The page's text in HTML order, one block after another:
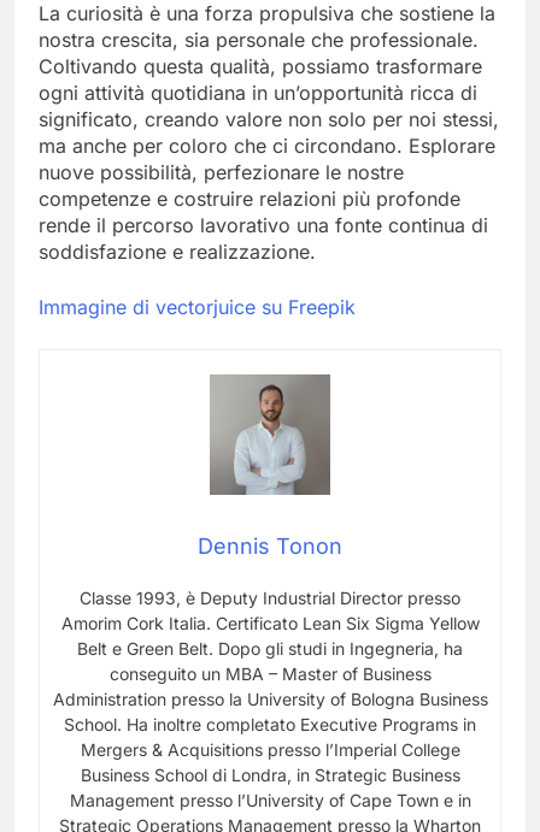
La curiosità è una forza propulsiva che sostiene la
nostra crescita, sia personale che professionale.
Coltivando questa qualità, possiamo trasformare
ogni attività quotidiana in un’opportunità ricca di
significato, creando valore non solo per noi stessi,
ma anche per coloro che ci circondano. Esplorare
nuove possibilità, perfezionare le nostre
competenze e costruire relazioni più profonde
rende il percorso lavorativo una fonte continua di
soddisfazione e realizzazione.
Immagine di vectorjuice su Freepik
Dennis Tonon
Classe 1993, è Deputy Industrial Director presso
Amorim Cork Italia. Certificato Lean Six Sigma Yellow
Belt e Green Belt. Dopo gli studi in Ingegneria, ha
conseguito un MBA – Master of Business
Administration presso la University of Bologna Business
School. Ha inoltre completato Executive Programs in
Mergers & Acquisitions presso l’Imperial College
Business School di Londra, in Strategic Business
Management presso l’University of Cape Town e in
Strategic Operations Management presso la Wharton